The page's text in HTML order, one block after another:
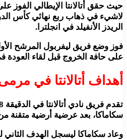
حيث حقق أتالانتا الإيطالي الفوز
لاشيء في ذهاب ربع نهائي كأس
الريدز الأنفيلد في انجلترا.
فوز وضع فريق ليفربول المرشح الأول
على حافة الخروج قبل لقاء العودة
أهداف أتالانتا في
سكاماكا، بعد عرضية أرضية متقنة